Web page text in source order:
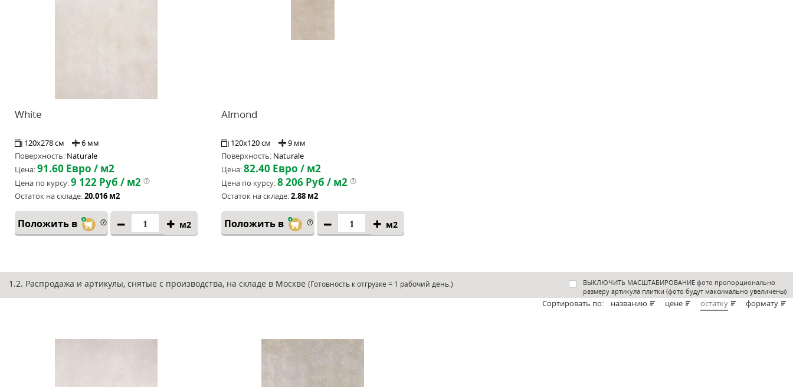
White
120x278 см
6 мм
Поверхность: Naturale
Цена:91.60 Евро / м2
Цена по курсу:9 122 Руб / м2
Остаток на складе:20.016 м2
Положить в м2
Almond
120x120 см
9 мм
Поверхность: Naturale
Цена:82.40 Евро / м2
Цена по курсу:8 206 Руб / м2
Остаток на складе:2.88 м2
Положить в м2
1.2. Распродажа и артикулы, снятые с производства, на складе в Москве (Готовность к отгрузке = 1 рабочий день.)
ВЫКЛЮЧИТЬ МАСШТАБИРОВАНИЕ фото пропорционально
размеру артикула плитки (фото будут максимально увеличены)
Cортировать по: названию цене остатку формату